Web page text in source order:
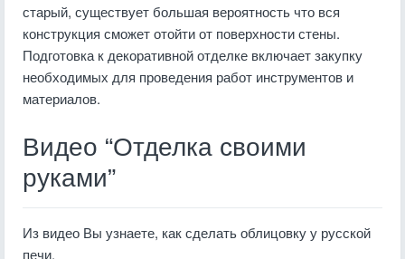
старый, существует большая вероятность что вся
конструкция сможет отойти от поверхности стены.
Подготовка к декоративной отделке включает закупку
необходимых для проведения работ инструментов и
материалов.
Видео “Отделка своими
руками”
Из видео Вы узнаете, как сделать облицовку у русской
печи.